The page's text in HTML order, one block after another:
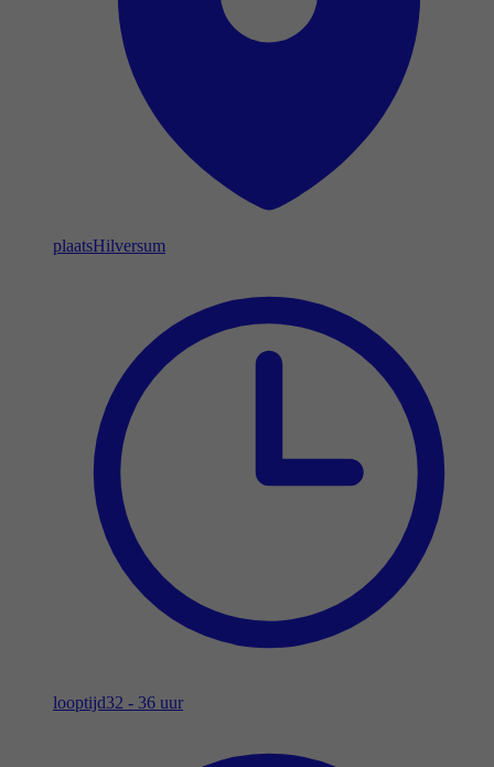
plaatsHilversum
looptijd32 - 36 uur